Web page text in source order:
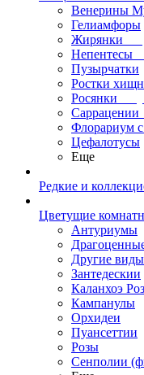
Венерины
Гелиамфоры
Жирянки
Непентесы
Пузырчатки
Ростки
Росянки
Саррацении
Флорариум
Цефалотусы
Еще
Редкие и
Цветущие
Антуриумы
Другие
Зантедескии
Каланхоэ
Кампанулы
Орхидеи
Пуансеттии
Розы
Сенполии